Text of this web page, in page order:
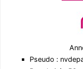
Pseudo :